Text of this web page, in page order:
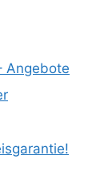
Angebote